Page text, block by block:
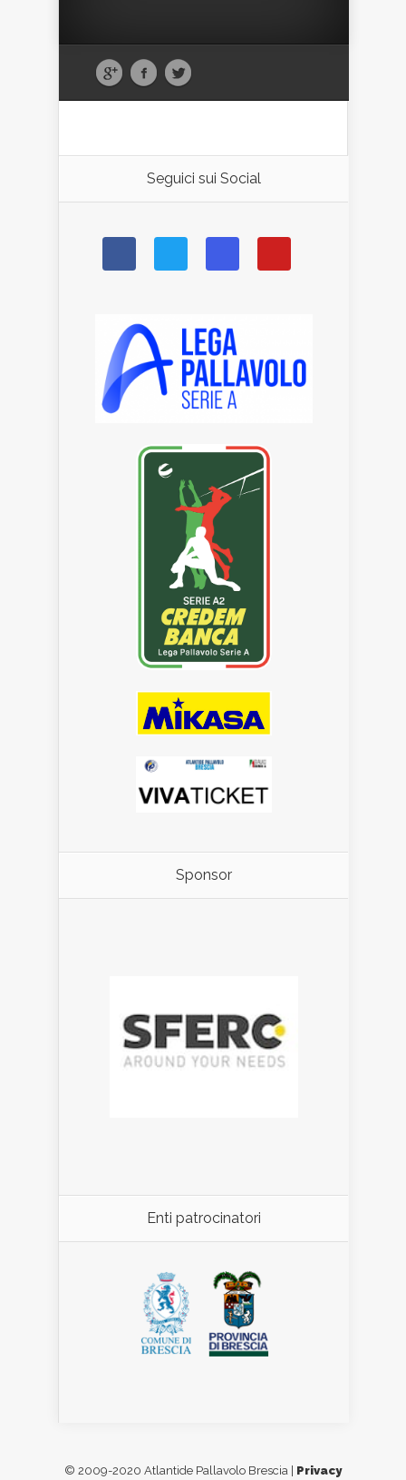
Seguici sui Social
Sponsor
Enti patrocinatori
© 2009-2020 Atlantide Pallavolo Brescia | Privacy